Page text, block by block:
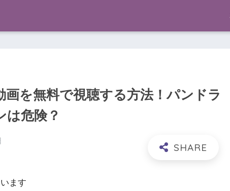
を無料で視聴する方法！パンドラ
は危険？
ます